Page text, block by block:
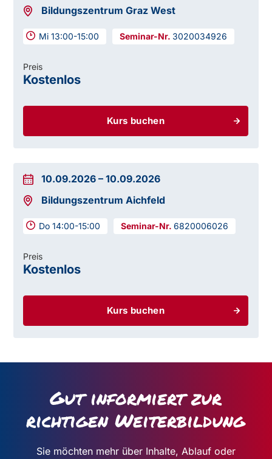
Bildungszentrum Graz West
Mi 13:00-15:00 3020034926
Kurs buchen
Preis
Kostenlos
10.09.2026 –10.09.2026
Bildungszentrum Aichfeld
Do 14:00-15:00 6820006026
Kurs buchen
Preis
Kostenlos
Gut informiert zur
richtigen Weiterbildung
Sie möchten mehr über Inhalte, Ablauf oder